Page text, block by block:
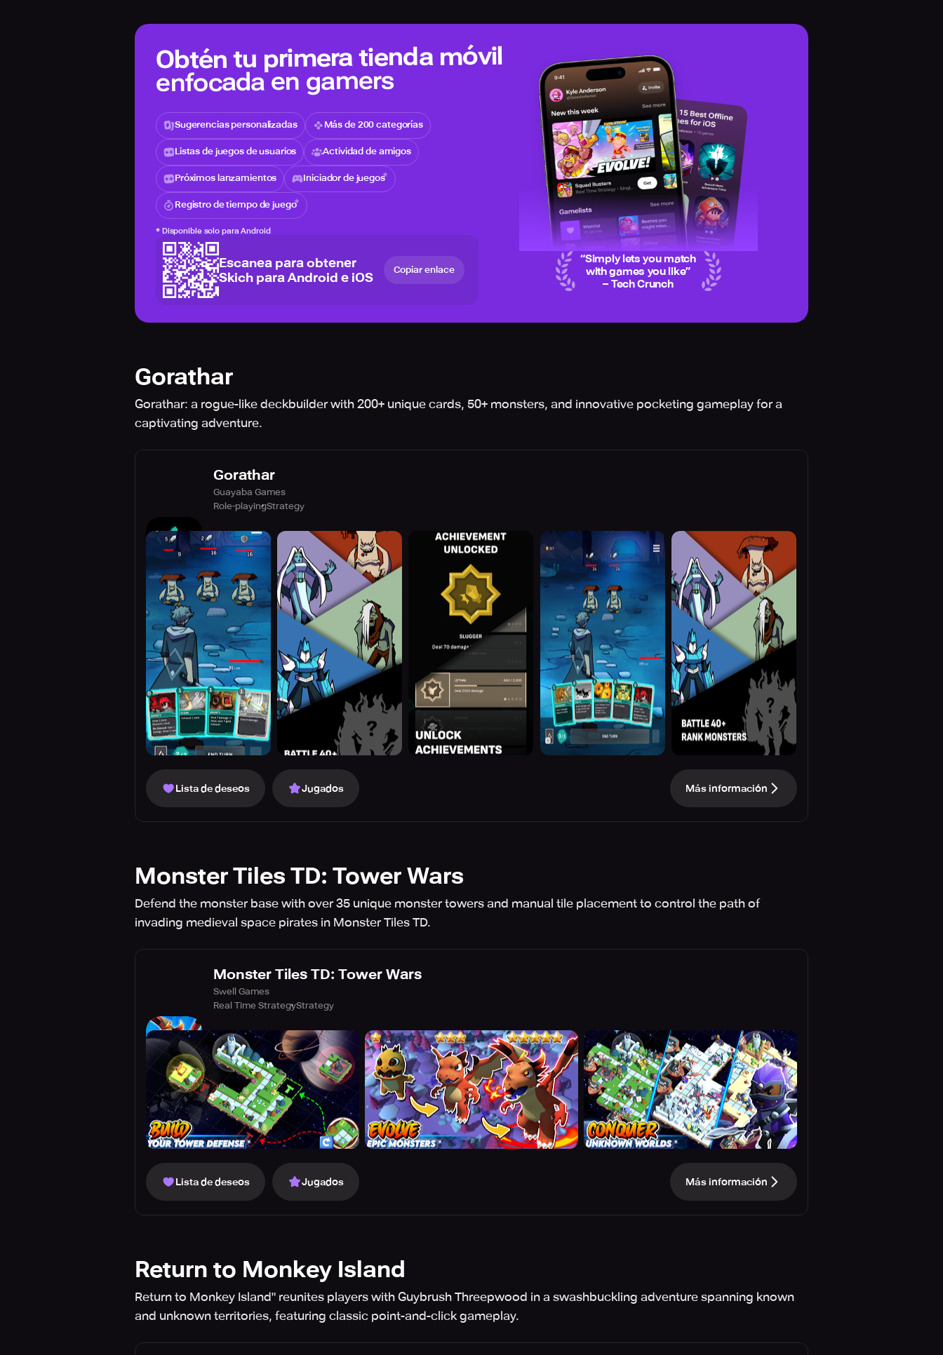
Obtén tu primera tienda móvil
enfocada en gamers
Sugerencias personalizadas Más de 200 categorías
Listas de juegos de usuarios Actividad de amigos
Próximos lanzamientos Iniciador de juegos
Registro de tiempo de juego
* Disponible solo para Android
Escanea para obtener
Skich para Android e iOS
Copiar enlace
“Simply lets you match
with games you like”
– Tech Crunch
Gorathar
Gorathar: a rogue-like deckbuilder with 200+ unique cards, 50+ monsters, and innovative pocketing gameplay for a
captivating adventure.
Gorathar
Guayaba Games
Role-playingStrategy
Lista de deseos Jugados Más información
Monster Tiles TD: Tower Wars
Defend the monster base with over 35 unique monster towers and manual tile placement to control the path of
invading medieval space pirates in Monster Tiles TD.
Monster Tiles TD: Tower Wars
Swell Games
Real Time StrategyStrategy
Lista de deseos Jugados Más información
Return to Monkey Island
Return to Monkey Island" reunites players with Guybrush Threepwood in a swashbuckling adventure spanning known
and unknown territories, featuring classic point-and-click gameplay.